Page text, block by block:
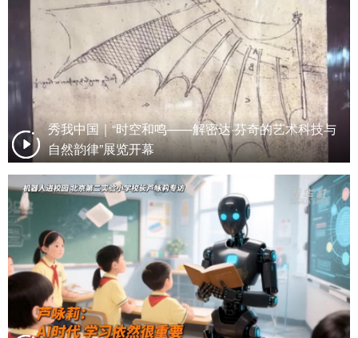
秀我中国｜“时空和鸣——解密达·芬奇的艺术科技与
自然韵律”展览开幕